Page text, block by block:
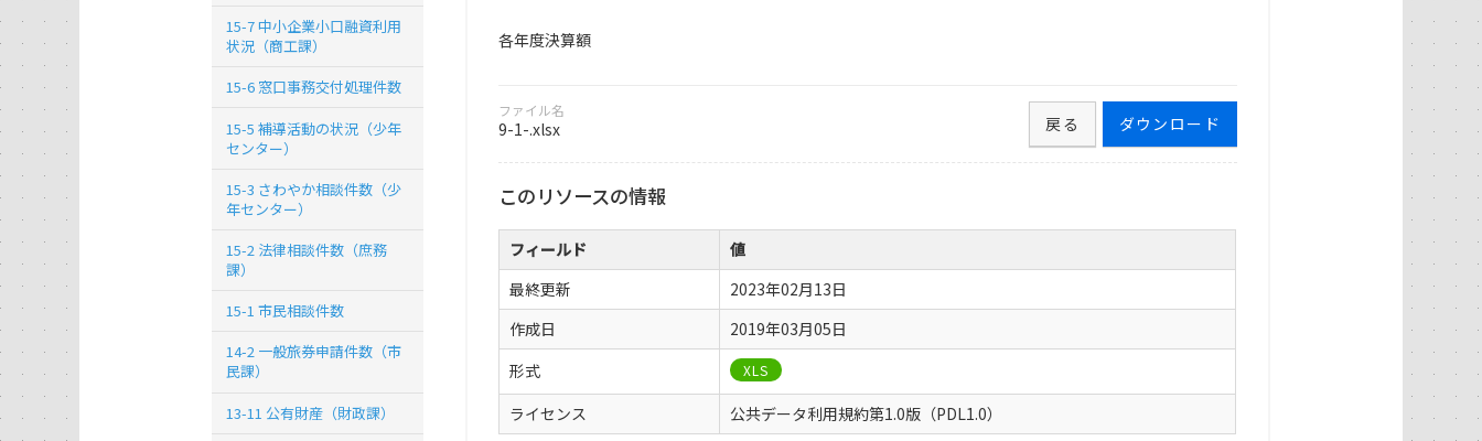
各年度決算額
ファイル名
9-1-.xlsx ダウンロード
戻る
このリソースの情報
フィールド
値
最終更新
2023年02月13日
作成日
2019年03月05日
形式
XLS
ライセンス 公共データ利用規約第1.0版（PDL1.0）
15-7 中小企業小口融資利用
状況（商工課）
15-6 窓口事務交付処理件数
15-5 補導活動の状況（少年
センター）
15-3 さわやか相談件数（少
年センター）
15-2 法律相談件数（庶務
課）
15-1 市民相談件数
14-2 一般旅券申請件数（市
民課）
13-11 公有財産（財政課）